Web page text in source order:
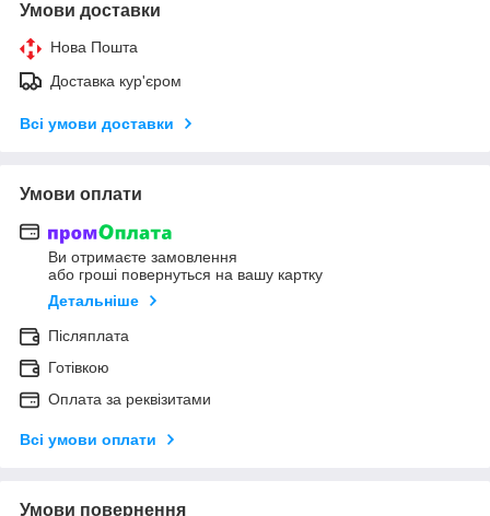
Умови доставки
Нова Пошта
Доставка кур'єром
Всі умови доставки
Умови оплати
Ви отримаєте замовлення
або гроші повернуться на вашу картку
Детальніше
Післяплата
Готівкою
Оплата за реквізитами
Всі умови оплати
Умови повернення